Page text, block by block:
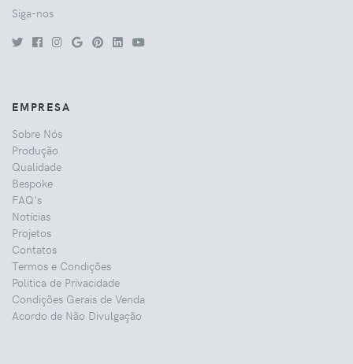
Siga-nos
EMPRESA
Sobre Nós
Produção
Qualidade
Bespoke
FAQ's
Notícias
Projetos
Contatos
Termos e Condições
Politica de Privacidade
Condições Gerais de Venda
Acordo de Não Divulgação